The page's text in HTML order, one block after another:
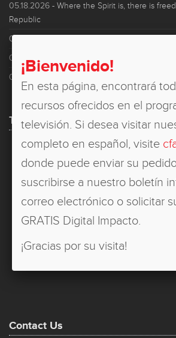
05.18.2026 - Where the Spirit is, there is
Republic
04.21.2026
04.01.2026
- My Son Witnessed Lives
03.29.2026
TV Episodes
Holy Spirit: Are We Flammable or
A Tale of Three Dreams
Reckless Love
Worthy - Part 1
Contact Us
¡Bienvenido!
En esta página, encontrará
recursos ofrecidos en el
televisión. Si desea visitar
completo en español, visite
donde puede enviar su
suscribirse a nuestro boletín
correo electrónico o solicitar
GRATIS Digital Impacto.
¡Gracias por su visita!